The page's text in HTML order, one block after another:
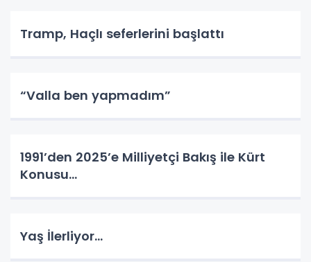
Tramp, Haçlı seferlerini başlattı
“Valla ben yapmadım”
1991’den 2025’e Milliyetçi Bakış ile Kürt
Konusu…
Yaş İlerliyor…